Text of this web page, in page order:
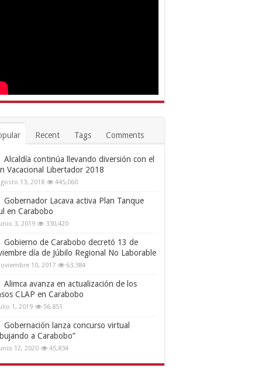
Recent Tags Comments
Alcaldía continúa llevando diversión con el
Vacacional Libertador 2018
13, 2018 445,060
Gobernador Lacava activa Plan Tanque
en Carabobo
3, 2019 330,420
Gobierno de Carabobo decretó 13 de
día de Júbilo Regional No Laborable
10, 2017 63,384
Alimca avanza en actualización de los
CLAP en Carabobo
1, 2019 56,851
Gobernación lanza concurso virtual
a Carabobo”
12, 2020 45,834